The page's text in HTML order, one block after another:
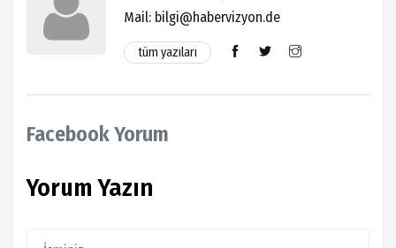
Mail: bilgi@habervizyon.de
tüm yazıları
Facebook Yorum
Yorum Yazın